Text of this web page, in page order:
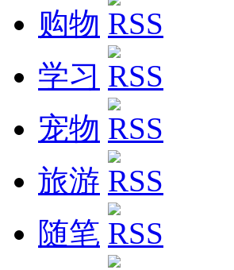
购物
学习
宠物
旅游
随笔